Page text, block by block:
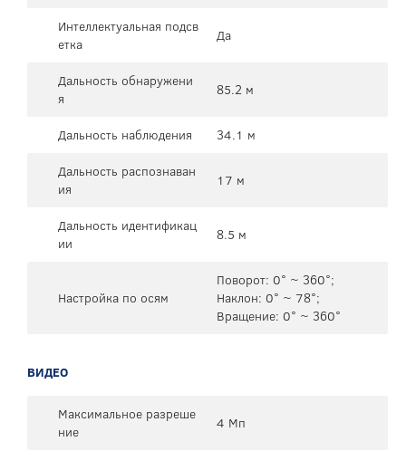
Интеллектуальная подсв
етка
Да
Дальность обнаружени
я
85.2 м
Дальность наблюдения
34.1 м
Дальность распознаван
ия
17 м
Дальность идентификац
ии
8.5 м
Настройка по осям
Поворот: 0° ~ 360°;
Наклон: 0° ~ 78°;
Вращение: 0° ~ 360°
ВИДЕО
Максимальное разреше
ние
4 Мп